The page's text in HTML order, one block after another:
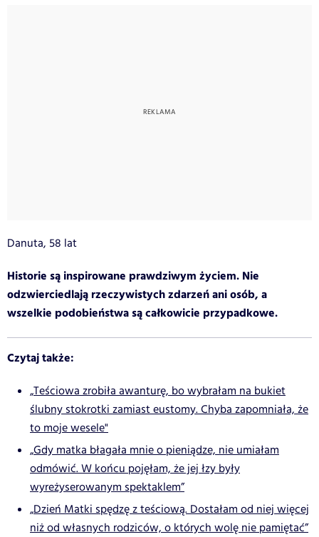
Danuta, 58 lat
Historie są inspirowane prawdziwym życiem. Nie
odzwierciedlają rzeczywistych zdarzeń ani osób, a
wszelkie podobieństwa są całkowicie przypadkowe.
Czytaj także:
„Teściowa zrobiła awanturę, bo wybrałam na bukiet
ślubny stokrotki zamiast eustomy. Chyba zapomniała, że
to moje wesele"
„Gdy matka błagała mnie o pieniądze, nie umiałam
odmówić. W końcu pojęłam, że jej łzy były
wyreżyserowanym spektaklem”
„Dzień Matki spędzę z teściową. Dostałam od niej więcej
niż od własnych rodziców, o których wolę nie pamiętać”